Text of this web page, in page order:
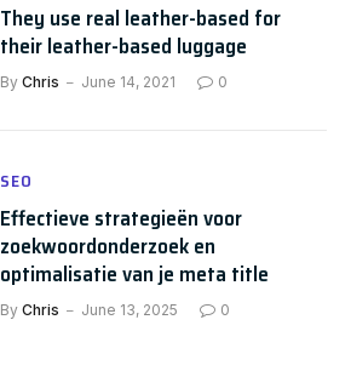
They use real leather-based for
their leather-based luggage
By Chris June 14, 2021 0
SEO
Effectieve strategieën voor
zoekwoordonderzoek en
optimalisatie van je meta title
By Chris June 13, 2025 0